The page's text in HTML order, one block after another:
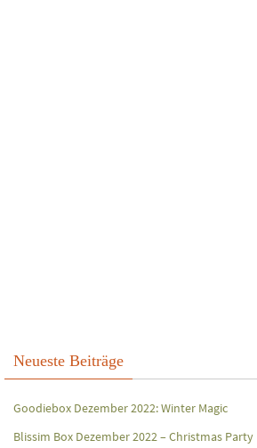
Neueste Beiträge
Goodiebox Dezember 2022: Winter Magic
Blissim Box Dezember 2022 – Christmas Party